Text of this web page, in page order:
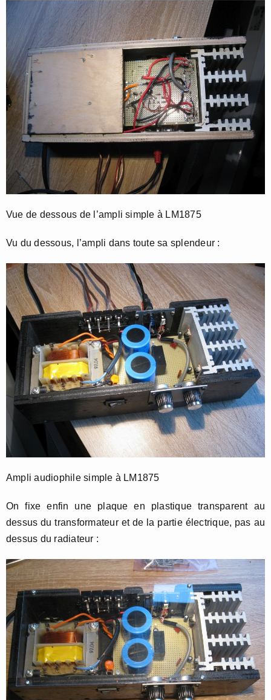
Vue de dessous de l’ampli simple à LM1875
Vu du dessous, l’ampli dans toute sa splendeur :
Ampli audiophile simple à LM1875
On fixe enfin une plaque en plastique transparent au
dessus du transformateur et de la partie électrique, pas au
dessus du radiateur :